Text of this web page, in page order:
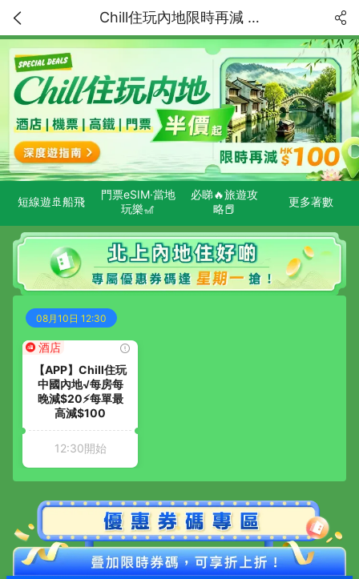
Chill住玩內地限時再減 HK$100！精選特價獨家低至5折！中國内地深度遊指南
短線遊🚢船飛
門票eSIM·當地
玩樂🎢
必睇🔥旅遊攻
略📕
更多著數
08月10日 12:30
酒店
【APP】Chill住玩
中國內地√每房每
晚減$20⚡每單最
高減$100
12:30開始